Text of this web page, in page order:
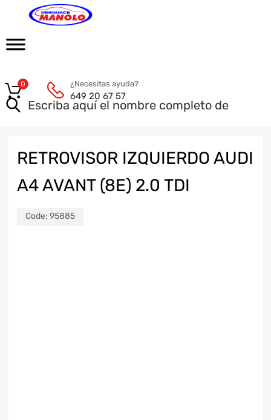
¿Necesitas ayuda?
649 20 67 57
0
RETROVISOR IZQUIERDO AUDI
A4 AVANT (8E) 2.0 TDI
Code: 95885